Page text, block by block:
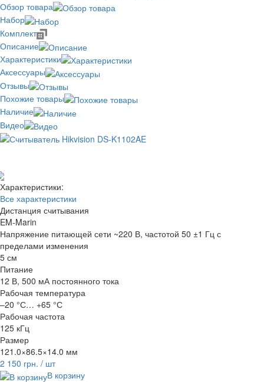
Обзор товара
Набор
Комплект
Описание
Характеристики
Аксессуары
Отзывы
Похожие товары
Наличие
Видео
Характеристики:
Все характеристики
Дистанция считывания
EM-Marin
Напряжение питающей сети ~220 В, частотой 50 ±1 Гц с
пределами изменения
5 см
Питание
12 В, 500 мА постоянного тока
Рабочая температура
–20 °С… +65 °С
Рабочая частота
125 кГц
Размер
121.0×86.5×14.0 мм
2 150 грн. / шт
В корзину